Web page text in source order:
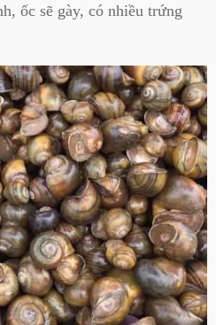
ốc sẽ gày, có nhiều trứng